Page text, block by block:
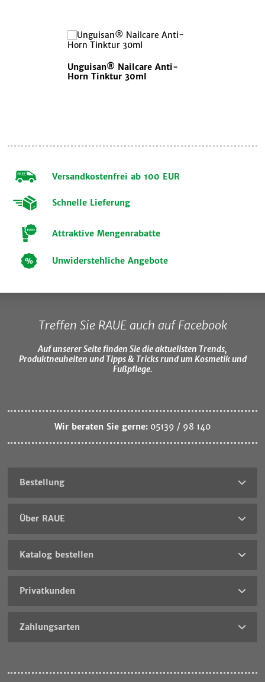
Unguisan® Nailcare Anti-
Horn Tinktur 30ml
Versandkostenfrei ab 100 EUR
Schnelle Lieferung
Attraktive Mengenrabatte
Unwiderstehliche Angebote
Treffen Sie RAUE auch auf Facebook
Auf unserer Seite finden Sie die aktuellsten Trends,
Produktneuheiten und Tipps & Tricks rund um Kosmetik und
Fußpflege.
Wir beraten Sie gerne: 05139 / 98 140
Bestellung
Über RAUE
Katalog bestellen
Privatkunden
Zahlungsarten